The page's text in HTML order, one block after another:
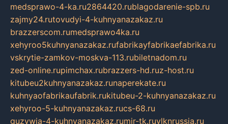
medsprawo-4-ka.ru2864420.rublagodarenie-spb.ru
zajmy24.rutovudyi-4-kuhnyanazakaz.ru
brazzerscom.rumedsprawo4ka.ru
xehyroo5kuhnyanazakaz.rufabrikayfabrikaefabrika.ru
vskrytie-zamkov-moskva-113.rubiletnadom.ru
zed-online.rupimchax.rubrazzers-hd.ruz-host.ru
kitubeu2kuhnyanazakaz.runaperekate.ru
kuhnyaofabrikaufabrik.rukitubeu-2-kuhnyanazakaz.ru
xehyroo-5-kuhnyanazakaz.rucs-68.ru
guzywia-4-kuhnyanazakaz.rumir-tk.ruvlknrussia.ru